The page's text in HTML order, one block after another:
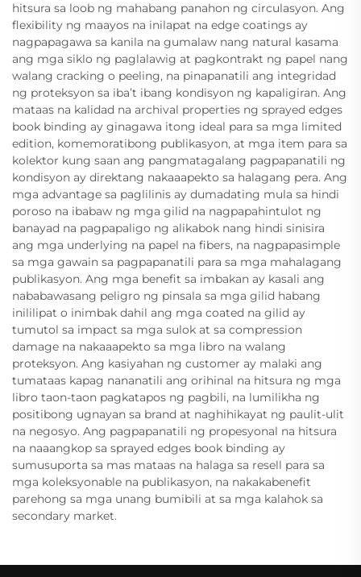
hitsura sa loob ng mahabang panahon ng circulasyon. Ang
flexibility ng maayos na inilapat na edge coatings ay
nagpapagawa sa kanila na gumalaw nang natural kasama
ang mga siklo ng paglalawig at pagkontrakt ng papel nang
walang cracking o peeling, na pinapanatili ang integridad
ng proteksyon sa iba’t ibang kondisyon ng kapaligiran. Ang
mataas na kalidad na archival properties ng sprayed edges
book binding ay ginagawa itong ideal para sa mga limited
edition, komemoratibong publikasyon, at mga item para sa
kolektor kung saan ang pangmatagalang pagpapanatili ng
kondisyon ay direktang nakaaapekto sa halagang pera. Ang
mga advantage sa paglilinis ay dumadating mula sa hindi
poroso na ibabaw ng mga gilid na nagpapahintulot ng
banayad na pagpapaligo ng alikabok nang hindi sinisira
ang mga underlying na papel na fibers, na nagpapasimple
sa mga gawain sa pagpapanatili para sa mga mahalagang
publikasyon. Ang mga benefit sa imbakan ay kasali ang
nababawasang peligro ng pinsala sa mga gilid habang
inililipat o inimbak dahil ang mga coated na gilid ay
tumutol sa impact sa mga sulok at sa compression
damage na nakaaapekto sa mga libro na walang
proteksyon. Ang kasiyahan ng customer ay malaki ang
tumataas kapag nananatili ang orihinal na hitsura ng mga
libro taon-taon pagkatapos ng pagbili, na lumilikha ng
positibong ugnayan sa brand at naghihikayat ng paulit-ulit
na negosyo. Ang pagpapanatili ng propesyonal na hitsura
na naaangkop sa sprayed edges book binding ay
sumusuporta sa mas mataas na halaga sa resell para sa
mga koleksyonable na publikasyon, na nakakabenefit
parehong sa mga unang bumibili at sa mga kalahok sa
secondary market.